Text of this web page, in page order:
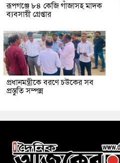
রূপগঞ্জে ৮৪ কেজি গাঁজাসহ মাদক
ব্যবসায়ী গ্রেপ্তার
প্রধানমন্ত্রীকে বরণে চউকের সব
প্রস্তুতি সম্পন্ন